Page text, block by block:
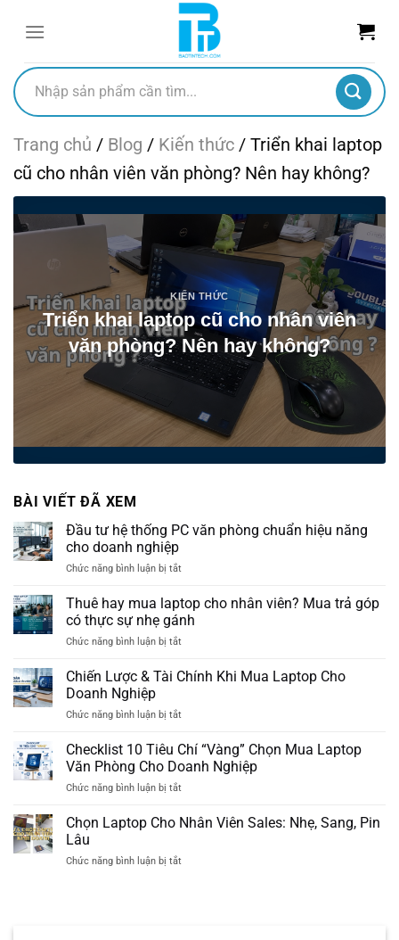
dungTìm
kiếm:
Trang chủ / Blog / Kiến thức / Triển khai laptop
cũ cho nhân viên văn phòng? Nên hay không?
KIẾN THỨC
Triển khai laptop cũ cho nhân viên
văn phòng? Nên hay không?
BÀI VIẾT ĐÃ XEM
Đầu tư hệ thống PC văn phòng chuẩn hiệu năng
cho doanh nghiệp
Chức năng bình luận bị tắtở
tư
hệ
thống
PC
phòng
năng
doanh
nghiệp
Thuê hay mua laptop cho nhân viên? Mua trả góp
có thực sự nhẹ gánh
Chức năng bình luận bị tắtở
hay
cho
viên?
Mua
góp
thực
gánh
Chiến Lược & Tài Chính Khi Mua Laptop Cho
Doanh Nghiệp
Chức năng bình luận bị tắtở
Lược
Tài
Chính
Mua
Doanh
Checklist 10 Tiêu Chí “Vàng” Chọn Mua Laptop
Văn Phòng Cho Doanh Nghiệp
Chức năng bình luận bị tắtở
10
“Vàng”
Chọn Laptop Cho Nhân Viên Sales: Nhẹ, Sang, Pin
Lâu
Chức năng bình luận bị tắtở